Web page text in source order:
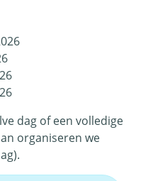
dag of een volledige
organiseren we